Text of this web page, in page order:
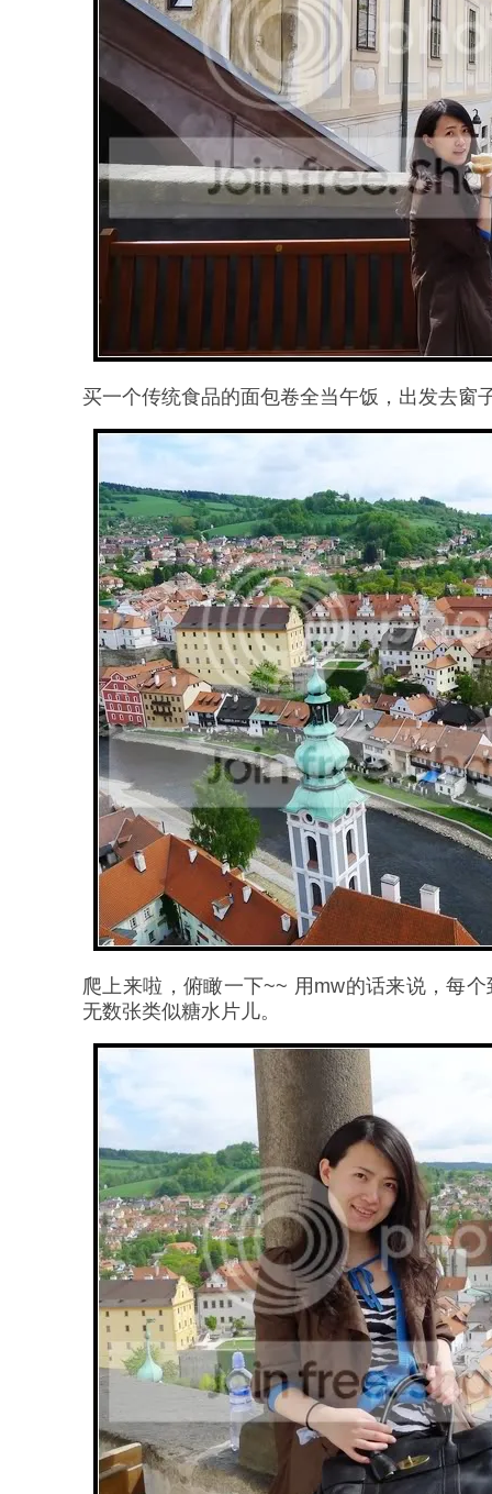
买一个传统食品的面包卷全当午饭，出发去窗
爬上来啦，俯瞰一下~~ 用mw的话来说，每
无数张类似糖水片儿。